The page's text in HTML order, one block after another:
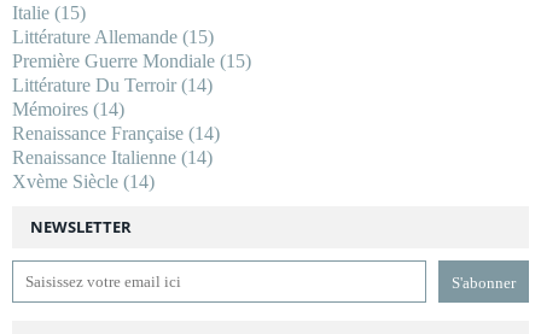
NEWSLETTER
Italie (15)
Littérature Allemande (15)
Première Guerre Mondiale (15)
Littérature Du Terroir(14)
Mémoires (14)
Renaissance Française (14)
Renaissance Italienne (14)
Xvème Siècle (14)